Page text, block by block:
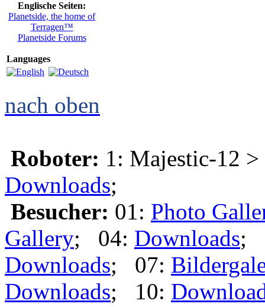
Englische Seiten:
Planetside, the home of
Terragen™
Planetside Forums
Languages
nach oben
Roboter: 1: Majestic-12 >
Downloads;
Besucher: 01: Photo
Gallery; 04: Downloads;
Downloads; 07:
Downloads; 10: